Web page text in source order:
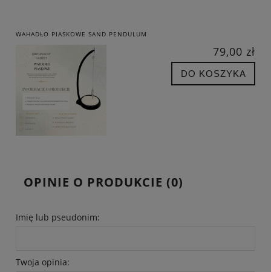
WAHADŁO PIASKOWE SAND PENDULUM
79,00 zł
DO KOSZYKA
OPINIE O PRODUKCIE (0)
Imię lub pseudonim:
Twoja opinia: